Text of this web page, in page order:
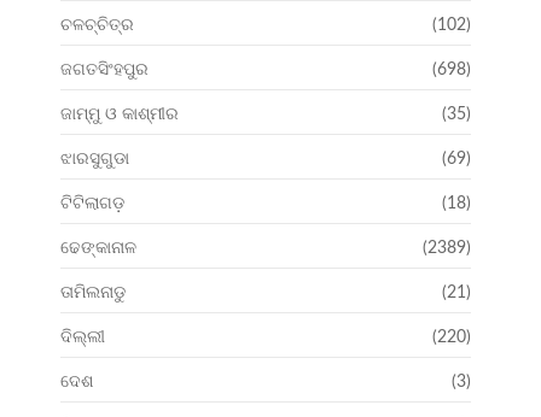
ଚଳଚ୍ଚିତ୍ର (102)
ଜଗତସିଂହପୁର (698)
ଜାମ୍ମୁ ଓ କାଶ୍ମୀର (35)
ଝାରସୁଗୁଡା (69)
ଟିଟିଲାଗଡ଼ (18)
ଢେଙ୍କାନାଳ (2389)
ତାମିଲନାଡୁ (21)
ଦିଲ୍ଲୀ (220)
ଦେଶ (3)